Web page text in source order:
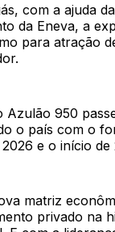
com a ajuda
da Eneva, a
para atração
Azulão 950
o país com o
e o início de
matriz
privado na